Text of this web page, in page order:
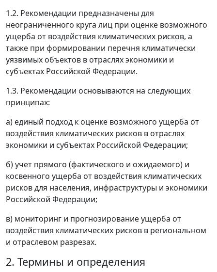
1.2. Рекомендации предназначены для
неограниченного круга лиц при оценке возможного
ущерба от воздействия климатических рисков, а
также при формировании перечня климатически
уязвимых объектов в отраслях экономики и
субъектах Российской Федерации.
1.3. Рекомендации основываются на следующих
принципах:
а) единый подход к оценке возможного ущерба от
воздействия климатических рисков в отраслях
экономики и субъектах Российской Федерации;
б) учет прямого (фактического и ожидаемого) и
косвенного ущерба от воздействия климатических
рисков для населения, инфраструктуры и экономики
Российской Федерации;
в) мониторинг и прогнозирование ущерба от
воздействия климатических рисков в региональном
и отраслевом разрезах.
2. Термины и определения